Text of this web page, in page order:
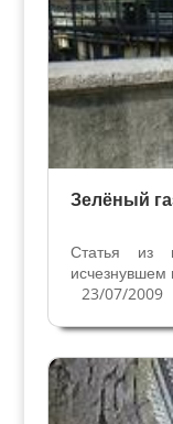
Зелёный
Статья из
исчезнувшем
23/07/2009
Даниеле
Маркони,